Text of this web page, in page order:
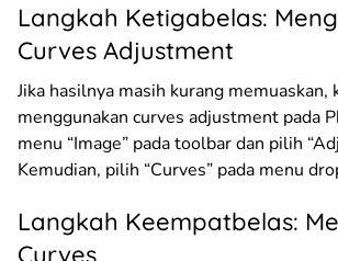
Langkah Ketigabelas:
Curves Adjustment
Jika hasilnya masih kurang memuaskan,
menggunakan curves adjustment pada
menu “Image” pada toolbar dan pilih
Kemudian, pilih “Curves” pada menu
Langkah Keempatbelas:
Curves